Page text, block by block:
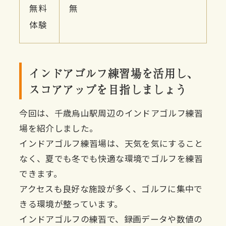
無料
体験
無
インドアゴルフ練習場を活用し、
スコアアップを目指しましょう
今回は、千歳烏山駅周辺のインドアゴルフ練習
場を紹介しました。
インドアゴルフ練習場は、天気を気にすること
なく、夏でも冬でも快適な環境でゴルフを練習
できます。
アクセスも良好な施設が多く、ゴルフに集中で
きる環境が整っています。
インドアゴルフの練習で、録画データや数値の